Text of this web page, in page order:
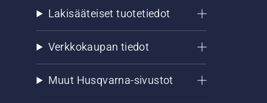
Lakisääteiset tuotetiedot
Verkkokaupan tiedot
Muut Husqvarna-sivustot